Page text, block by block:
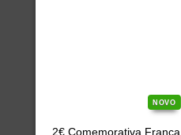
NOVO
2€ Comemorativa França